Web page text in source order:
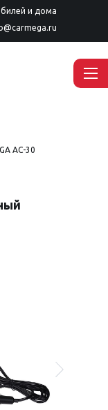
и дома
AC-30